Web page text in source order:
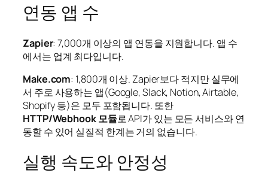
연동 앱 수
Zapier: 7,000개 이상의 앱 연동을 지원합니다. 앱 수
에서는 업계 최다입니다.
Make.com: 1,800개 이상. Zapier보다 적지만 실무에
서 주로 사용하는 앱(Google, Slack, Notion, Airtable,
Shopify 등)은 모두 포함됩니다. 또한
HTTP/Webhook 모듈로 API가 있는 모든 서비스와 연
동할 수 있어 실질적 한계는 거의 없습니다.
실행 속도와 안정성